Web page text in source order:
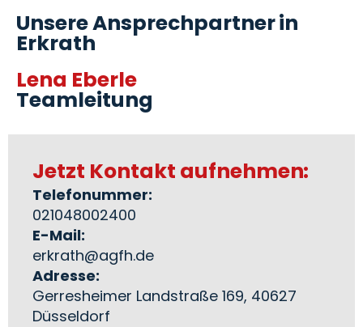
Unsere Ansprechpartner in
Erkrath
Lena Eberle
Teamleitung
Jetzt Kontakt aufnehmen:
Telefonummer:
021048002400
E-Mail:
erkrath@agfh.de
Adresse:
Gerresheimer Landstraße 169, 40627
Düsseldorf